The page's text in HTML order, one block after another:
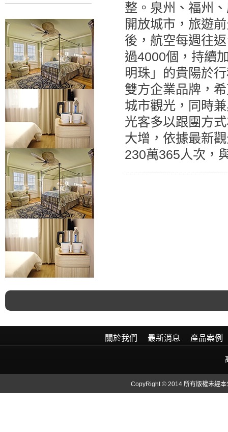
整。泉州、福州
開放城市，旅遊
後，航空每週往
過4000個，持續
明珠」的貴陽於
雙方企業品牌，
城市觀光，同時
光客多以跟團方
大增，依據最新
230萬365人次，
關於我們 最新消息 產品案例
CopyRight © 2014 所有版權未經